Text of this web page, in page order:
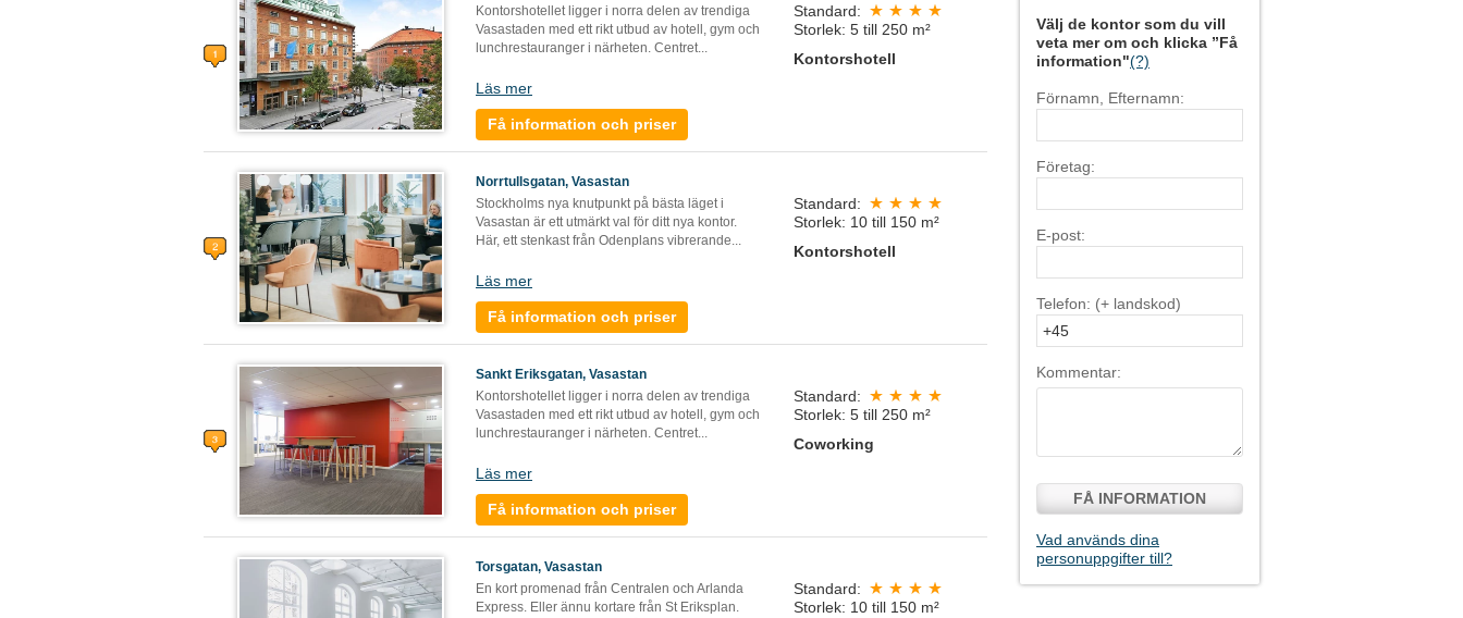
Kontorshotellet ligger i norra delen av trendiga
Vasastaden med ett rikt utbud av hotell, gym och
lunchrestauranger i närheten. Centret...
Läs mer
Få information och priser
Standard:
Storlek: 5 till 250 m²
Kontorshotell
Norrtullsgatan, Vasastan
Stockholms nya knutpunkt på bästa läget i
Vasastan är ett utmärkt val för ditt nya kontor.
Här, ett stenkast från Odenplans vibrerande...
Läs mer
Få information och priser
Standard:
Storlek: 10 till 150 m²
Kontorshotell
Sankt Eriksgatan, Vasastan
Kontorshotellet ligger i norra delen av trendiga
Vasastaden med ett rikt utbud av hotell, gym och
lunchrestauranger i närheten. Centret...
Läs mer
Få information och priser
Standard:
Storlek: 5 till 250 m²
Coworking
Torsgatan, Vasastan
En kort promenad från Centralen och Arlanda
Express. Eller ännu kortare från St Eriksplan.
Standard:
Storlek: 10 till 150 m²
Välj de kontor som du vill
veta mer om och klicka ”Få
information"(?)
Förnamn, Efternamn:
Företag:
E-post:
Telefon: (+ landskod)
Kommentar:
FÅ INFORMATION
Vad används dina
personuppgifter till?